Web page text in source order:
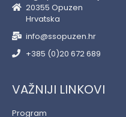
20355 Opuzen
Hrvatska
info@ssopuzen.hr
+385 (0)20 672 689
VAŽNIJI LINKOVI
Program